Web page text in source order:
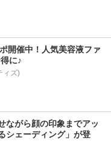
開催中！人気美容液ファ
に♪
ィズ)
ながら顔の印象までアッ
シェーディング」が登